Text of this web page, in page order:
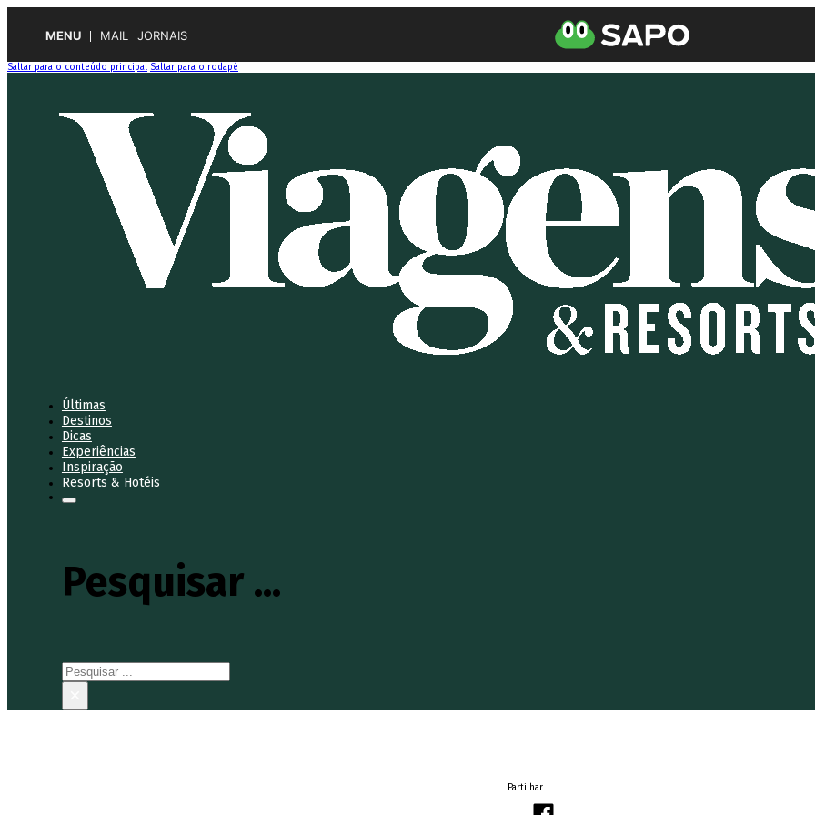
MENU MAIL JORNAIS
Saltar para o conteúdo principal Saltar para o rodapé
Últimas
Destinos
Dicas
Experiências
Inspiração
Resorts & Hotéis
Pesquisar ...
Pesquisar
Partilhar